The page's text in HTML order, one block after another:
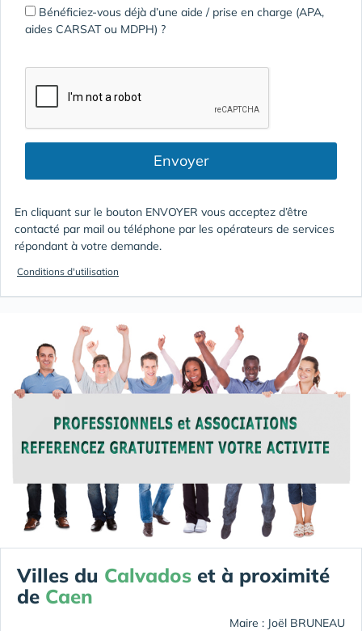
Bénéficiez-vous déjà d’une aide / prise en charge (APA,
aides CARSAT ou MDPH) ?
Envoyer
En cliquant sur le bouton ENVOYER vous acceptez d’être
contacté par mail ou téléphone par les opérateurs de services
répondant à votre demande.
Conditions d'utilisation
Villes du Calvados et à proximité
de Caen
Maire : Joël BRUNEAU